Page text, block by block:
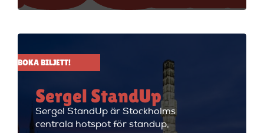
välkommen till Big Ben Stand
BOKA BILJETT!
Sergel StandUp
Sergel StandUp är Stockholms
centrala hotspot för standup,